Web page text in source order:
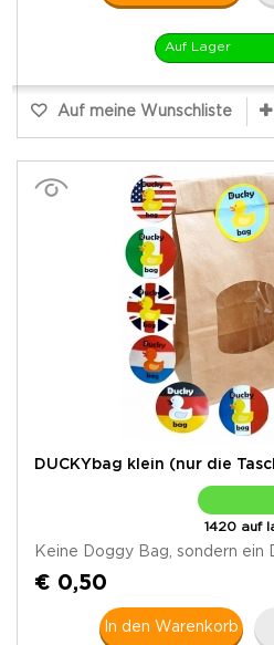
Auf Lager
Auf meine Wunschliste
DUCKYbag klein (nur die
1420 auf
Keine Doggy Bag, sondern ein
€ 0,50
In den Warenkorb